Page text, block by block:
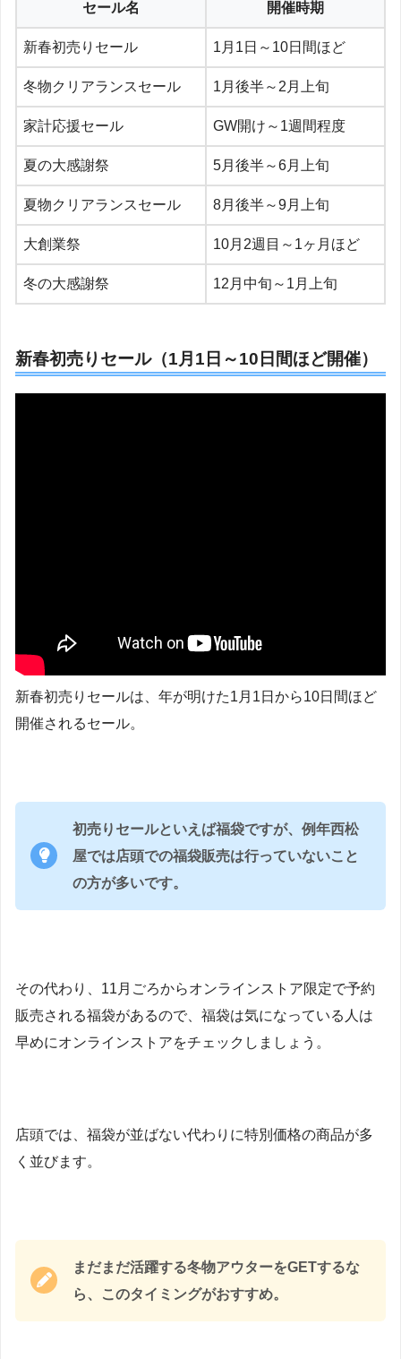
セール名 開催時期
新春初売りセール 1月1日～10日間ほど
冬物クリアランスセール 1月後半～2月上旬
家計応援セール GW開け～1週間程度
夏の大感謝祭 5月後半～6月上旬
夏物クリアランスセール 8月後半～9月上旬
大創業祭 10月2週目～1ヶ月ほど
冬の大感謝祭 12月中旬～1月上旬
新春初売りセール（1月1日～10日間ほど開催）
新春初売りセールは、年が明けた1月1日から10日間ほど
開催されるセール。
初売りセールといえば福袋ですが、例年西松
屋では店頭での福袋販売は行っていないこと
の方が多いです。
その代わり、11月ごろからオンラインストア限定で予約
販売される福袋があるので、福袋は気になっている人は
早めにオンラインストアをチェックしましょう。
店頭では、福袋が並ばない代わりに特別価格の商品が多
く並びます。
まだまだ活躍する冬物アウターをGETするな
ら、このタイミングがおすすめ。